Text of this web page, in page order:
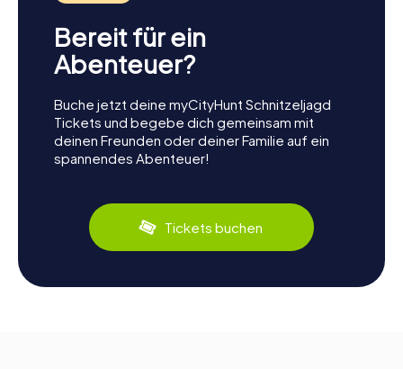
Bereit für ein
Abenteuer?
Buche jetzt deine myCityHunt Schnitzeljagd
Tickets und begebe dich gemeinsam mit
deinen Freunden oder deiner Familie auf ein
spannendes Abenteuer!
Tickets buchen